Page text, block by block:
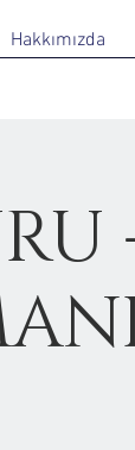
Hakkımızda